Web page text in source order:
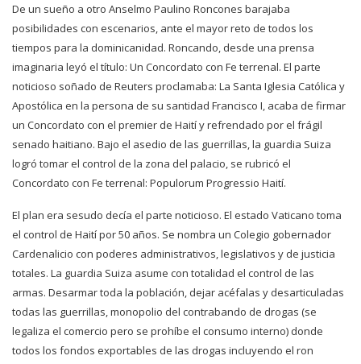
De un sueño a otro Anselmo Paulino Roncones barajaba
posibilidades con escenarios, ante el mayor reto de todos los
tiempos para la dominicanidad. Roncando, desde una prensa
imaginaria leyó el título: Un Concordato con Fe terrenal. El parte
noticioso soñado de Reuters proclamaba: La Santa Iglesia Católica y
Apostólica en la persona de su santidad Francisco I, acaba de firmar
un Concordato con el premier de Haití y refrendado por el frágil
senado haitiano. Bajo el asedio de las guerrillas, la guardia Suiza
logró tomar el control de la zona del palacio, se rubricó el
Concordato con Fe terrenal: Populorum Progressio Haití.
El plan era sesudo decía el parte noticioso. El estado Vaticano toma
el control de Haití por 50 años. Se nombra un Colegio gobernador
Cardenalicio con poderes administrativos, legislativos y de justicia
totales. La guardia Suiza asume con totalidad el control de las
armas. Desarmar toda la población, dejar acéfalas y desarticuladas
todas las guerrillas, monopolio del contrabando de drogas (se
legaliza el comercio pero se prohíbe el consumo interno) donde
todos los fondos exportables de las drogas incluyendo el ron